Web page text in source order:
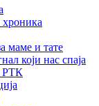
маме и тате
који нас спаја
РТК